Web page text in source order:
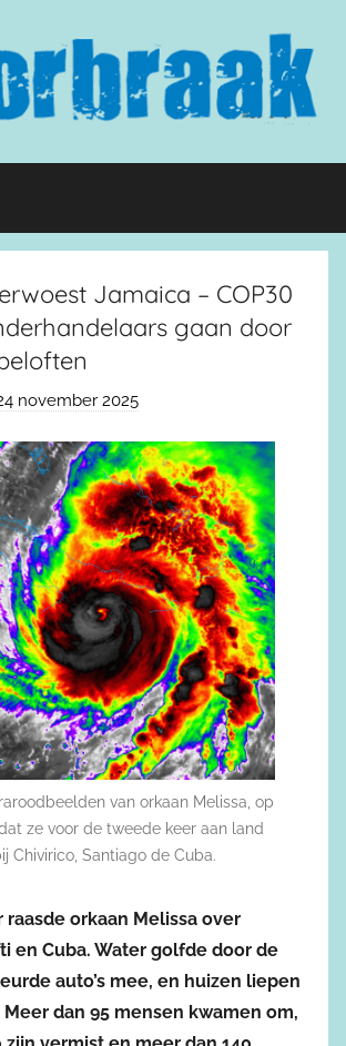
Jamaica – COP30
gaan door
november 2025
van orkaan Melissa, op
ze voor de tweede keer aan land
Chivirico, Santiago de Cuba.
raasde orkaan Melissa over
en Cuba. Water golfde door de
auto’s mee, en huizen liepen
dan 95 mensen kwamen om,